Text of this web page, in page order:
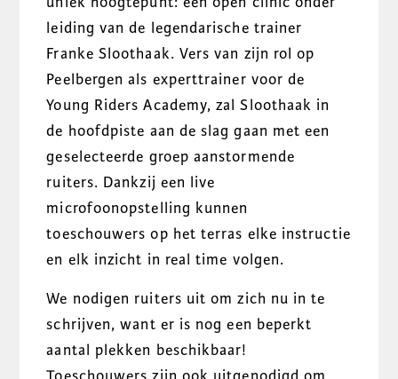
leiding van de legendarische trainer
Franke Sloothaak. Vers van zijn rol op
Peelbergen als experttrainer voor de
Young Riders Academy, zal Sloothaak in
de hoofdpiste aan de slag gaan met een
geselecteerde groep aanstormende
ruiters. Dankzij een live
microfoonopstelling kunnen
toeschouwers op het terras elke instructie
en elk inzicht in real time volgen.
We nodigen ruiters uit om zich nu in te
schrijven, want er is nog een beperkt
aantal plekken beschikbaar!